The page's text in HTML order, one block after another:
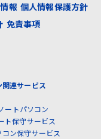
報 個人情報保護方針
免責事項
関連サービス
ートパソコン
ト保守サービス
コン保守サービス